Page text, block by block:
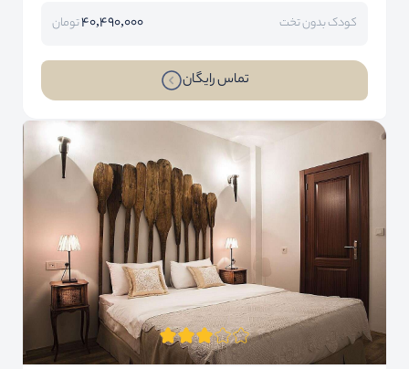
کودک بدون تخت 40,490,000تومان
تماس رایگان